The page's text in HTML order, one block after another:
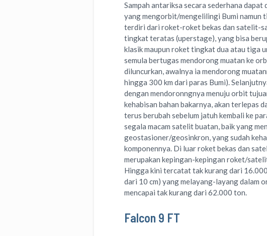
Sampah antariksa secara sederhana
yang mengorbit/mengelilingi Bumi namun
terdiri dari roket-roket bekas dan satelit-
tingkat teratas (uperstage), yang bisa
klasik maupun roket tingkat dua atau tiga
semula bertugas mendorong muatan ke
diluncurkan, awalnya ia mendorong
hingga 300 km dari paras Bumi).
dengan mendoronngnya menuju orbit
kehabisan bahan bakarnya, akan terlepas
terus berubah sebelum jatuh kembali ke
segala macam satelit buatan, baik yang
geostasioner/geosinkron, yang sudah
komponennya. Di luar roket bekas dan
merupakan kepingan-kepingan roket/
Hingga kini tercatat tak kurang dari
dari 10 cm) yang melayang-layang dalam
mencapai tak kurang dari 62.000 ton.
Falcon 9 FT